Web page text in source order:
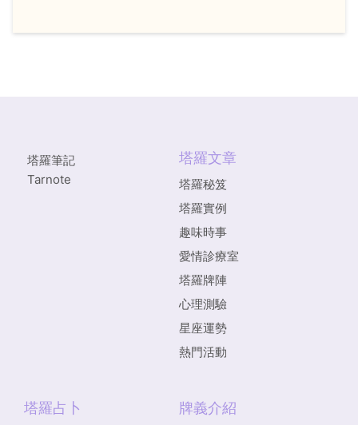
塔羅筆記
Tarnote
塔羅文章
塔羅秘笈
塔羅實例
趣味時事
愛情診療室
塔羅牌陣
心理測驗
星座運勢
熱門活動
塔羅占卜 牌義介紹